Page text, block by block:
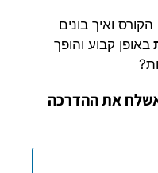
ואיך בונים
באופן קבוע והופך
את ההדרכה